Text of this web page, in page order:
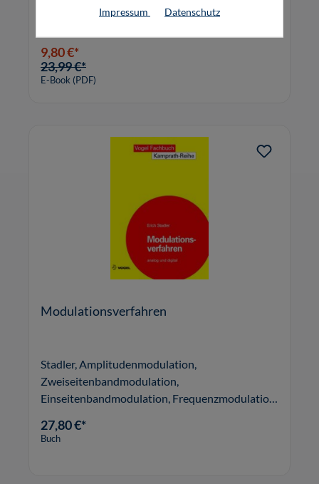
Schutzbeschaltungen.
9,80 €*
23,99 €*
E-Book (PDF)
Modulationsverfahren
Stadler, Amplitudenmodulation,
Zweiseitenbandmodulation,
Einseitenbandmodulation, Frequenzmodulation,
Pulscodemodulation,
27,80 €*
Buch
Impressum Datenschutz